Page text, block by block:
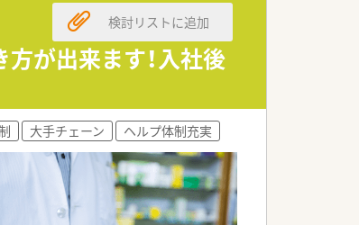
が出来ます！入社後
検討リストに追加
大手チェーン ヘルプ体制充実